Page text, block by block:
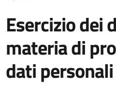
Esercizio dei
materia di
dati personali